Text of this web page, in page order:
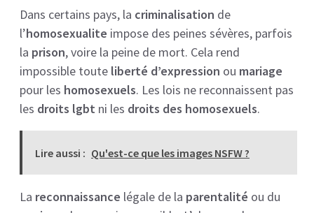
Dans certains pays, la criminalisation de
l’homosexualite impose des peines sévères, parfois
la prison, voire la peine de mort. Cela rend
impossible toute liberté d’expression ou mariage
pour les homosexuels. Les lois ne reconnaissent pas
les droits lgbt ni les droits des homosexuels.
Lire aussi : Qu'est-ce que les images NSFW ?
La reconnaissance légale de la parentalité ou du